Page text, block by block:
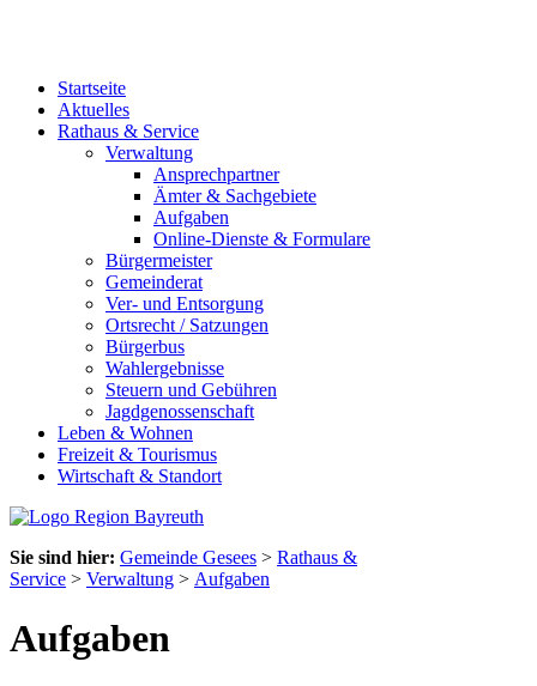
Startseite
Aktuelles
Rathaus & Service
Verwaltung
Ansprechpartner
Ämter & Sachgebiete
Aufgaben
Online-Dienste & Formulare
Bürgermeister
Gemeinderat
Ver- und Entsorgung
Ortsrecht / Satzungen
Bürgerbus
Wahlergebnisse
Steuern und Gebühren
Jagdgenossenschaft
Leben & Wohnen
Freizeit & Tourismus
Wirtschaft & Standort
Sie sind hier: Gemeinde Gesees > Rathaus &
Service > Verwaltung > Aufgaben
Aufgaben